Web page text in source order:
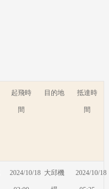
起飛時
間
目的地 抵達時
間
2024/10/18 大邱機 2024/10/18